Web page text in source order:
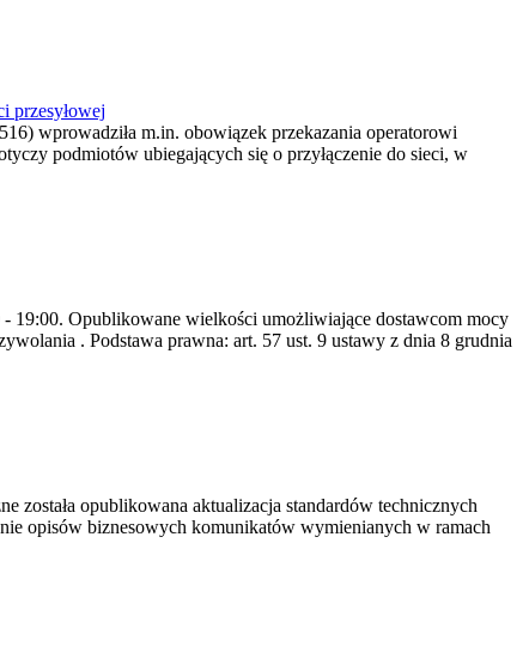
przesyłowej
wprowadziła m.in. obowiązek przekazania operatorowi
podmiotów ubiegających się o przyłączenie do sieci, w
19:00. Opublikowane wielkości umożliwiające dostawcom mocy
. Podstawa prawna: art. 57 ust. 9 ustawy z dnia 8 grudnia
została opublikowana aktualizacja standardów technicznych
opisów biznesowych komunikatów wymienianych w ramach